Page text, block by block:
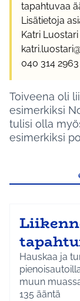
tapahtuvaa
Lisätietoja
Katri Luostari
040 314 2963
Toiveena oli
esimerkiksi
tulisi olla
esimerkiksi
Hauskaa ja
muun
merkit.
135 ääntä